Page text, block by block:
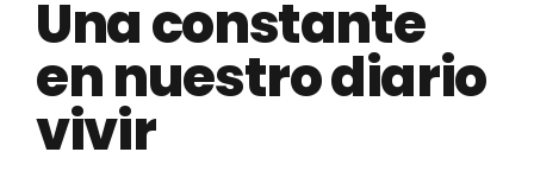
Una constante
en nuestro diario
vivir